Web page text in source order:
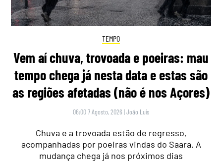
TEMPO
Vem aí chuva, trovoada e poeiras: mau
tempo chega já nesta data e estas são
as regiões afetadas (não é nos Açores)
06:00 7 Agosto, 2026 |João Luís
Chuva e a trovoada estão de regresso,
acompanhadas por poeiras vindas do Saara. A
mudança chega já nos próximos dias